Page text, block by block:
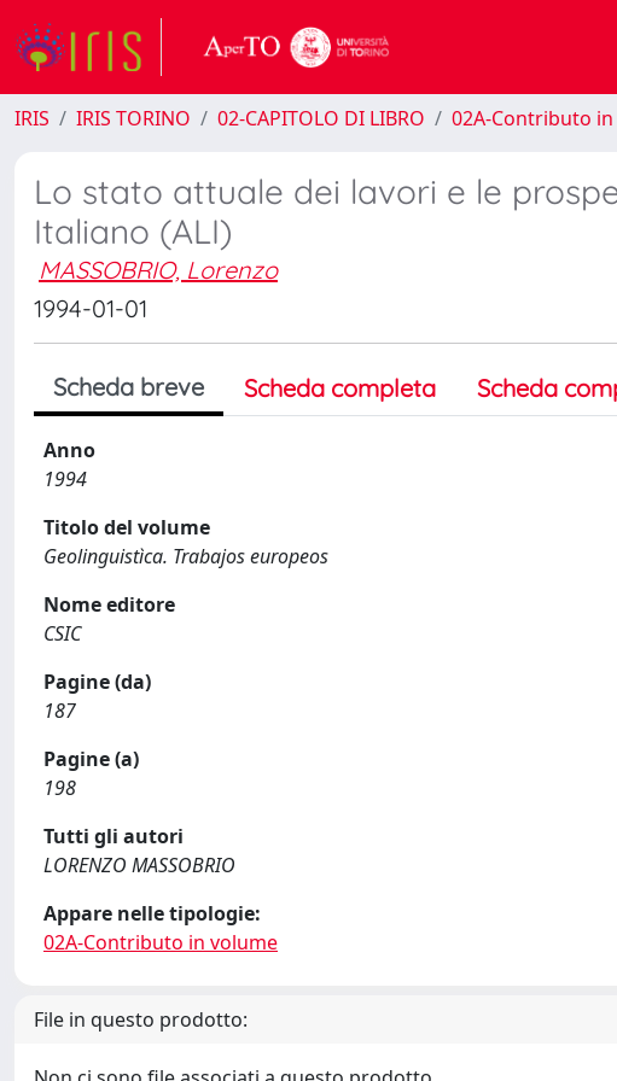
IRIS IRIS TORINO 02-CAPITOLO DI LIBRO 02A-Contributo
Lo stato attuale dei lavori e le
Italiano (ALI)
MASSOBRIO, Lorenzo
1994-01-01
Scheda breve Scheda completa Scheda
Anno
1994
Titolo del volume
Geolinguistìca. Trabajos europeos
Nome editore
CSIC
Pagine (da)
187
Pagine (a)
198
Tutti gli autori
LORENZO MASSOBRIO
Appare nelle tipologie:
02A-Contributo in volume
File in questo prodotto: